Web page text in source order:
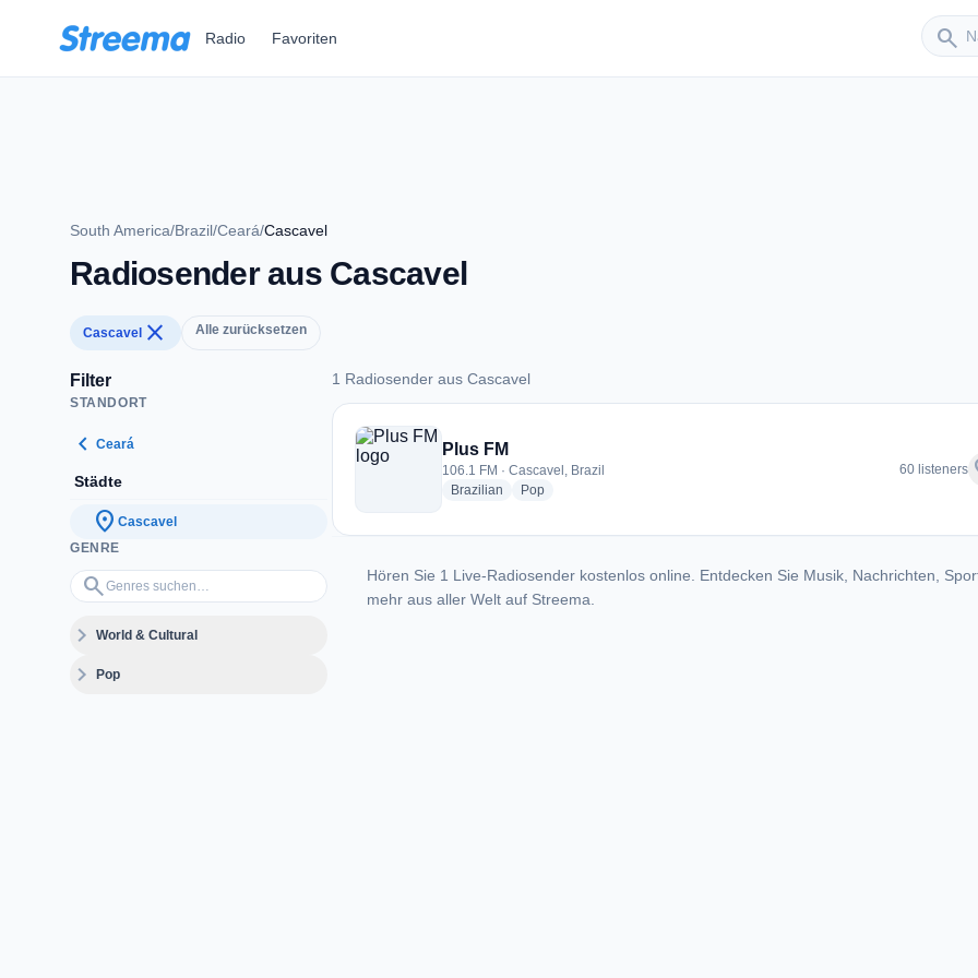
Radio Favoriten search
Sender
South America/Brazil/Ceará/Cascavel
Radiosender aus Cascavel
Cascavel close Alle zurücksetzen
Filter
STANDORT
chevron_left Ceará
Städte
location_on Cascavel
GENRE
search
Genres suchen…
expand_moreWorld & Cultural
expand_morePop
1 Radiosender aus Cascavel
1 Radiosender aus Cascavel
Plus FM
106.1 FM · Cascavel, Brazil
Brazilian radio stations
Popradio stations
60 listeners
Hören Sie 1 Live-Radiosender kostenlos online. Entdecken Sie Musik, Nachrichten,
mehr aus aller Welt auf Streema.